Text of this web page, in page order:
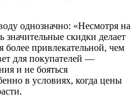
однозначно: «Несмотря на
значительные скидки делает
более привлекательной, чем
для покупателей —
и не бояться
в условиях, когда цены